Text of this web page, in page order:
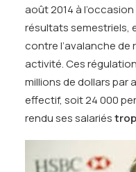
août 2014 à
résultats semestriels,
contre l’avalanche de
activité. Ces
millions de dollars par
effectif, soit 24 000
rendu ses salariés